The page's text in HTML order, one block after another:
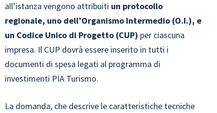
all’istanza vengono attribuiti un protocollo
regionale, uno dell’Organismo Intermedio (O.I.), e
un Codice Unico di Progetto (CUP) per ciascuna
impresa. Il CUP dovrà essere inserito in tutti i
documenti di spesa legati al programma di
investimenti PIA Turismo.
La domanda, che descrive le caratteristiche tecniche